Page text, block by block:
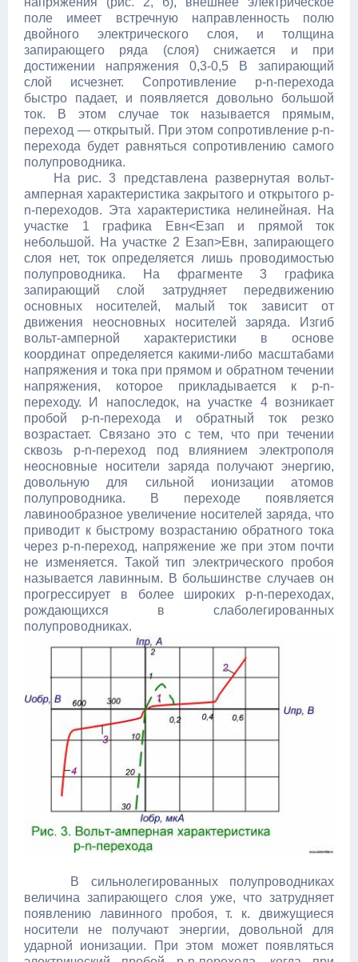
поле имеет встречную направленность полю
двойного электрического слоя, и толщина
запирающего ряда (слоя) снижается и при
достижении напряжения 0,3-0,5 В запирающий
слой исчезнет. Сопротивление p-n-перехода
быстро падает, и появляется довольно большой
ток. В этом случае ток называется прямым,
переход — открытый. При этом сопротивление p-n-
перехода будет равняться сопротивлению самого
полупроводника.
На рис. 3 представлена развернутая вольт-
амперная характеристика закрытого и открытого p-
n-переходов. Эта характеристика нелинейная. На
участке 1 графика Евн<Eзап и прямой ток
небольшой. На участке 2 Езап>Евн, запирающего
слоя нет, ток определяется лишь проводимостью
полупроводника. На фрагменте 3 графика
запирающий слой затрудняет передвижению
основных носителей, малый ток зависит от
движения неосновных носителей заряда. Изгиб
вольт-амперной характеристики в основе
координат определяется какими-либо масштабами
напряжения и тока при прямом и обратном течении
напряжения, которое прикладывается к p-n-
переходу. И напоследок, на участке 4 возникает
пробой p-n-перехода и обратный ток резко
возрастает. Связано это с тем, что при течении
сквозь p-n-переход под влиянием электрополя
неосновные носители заряда получают энергию,
довольную для сильной ионизации атомов
полупроводника. В переходе появляется
лавинообразное увеличение носителей заряда, что
приводит к быстрому возрастанию обратного тока
через p-n-переход, напряжение же при этом почти
не изменяется. Такой тип электрического пробоя
называется лавинным. В большинстве случаев он
прогрессирует в более широких p-n-переходах,
рождающихся в слаболегированных
полупроводниках.
В сильнолегированных полупроводниках
величина запирающего слоя уже, что затрудняет
появлению лавинного пробоя, т. к. движущиеся
носители не получают энергии, довольной для
ударной ионизации. При этом может появляться